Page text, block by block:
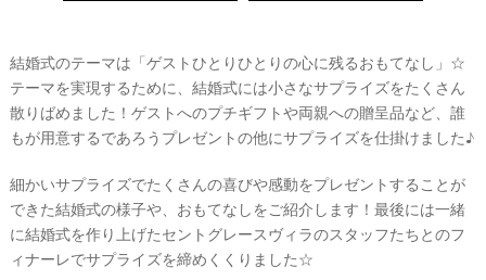
結婚式のテーマは「ゲストひとりひとりの心に残るおもてなし」☆
テーマを実現するために、結婚式には小さなサプライズをたくさん
散りばめました！ゲストへのプチギフトや両親への贈呈品など、誰
もが用意するであろうプレゼントの他にサプライズを仕掛けました♪
細かいサプライズでたくさんの喜びや感動をプレゼントすることが
できた結婚式の様子や、おもてなしをご紹介します！最後には一緒
に結婚式を作り上げたセントグレースヴィラのスタッフたちとのフ
ィナーレでサプライズを締めくくりました☆